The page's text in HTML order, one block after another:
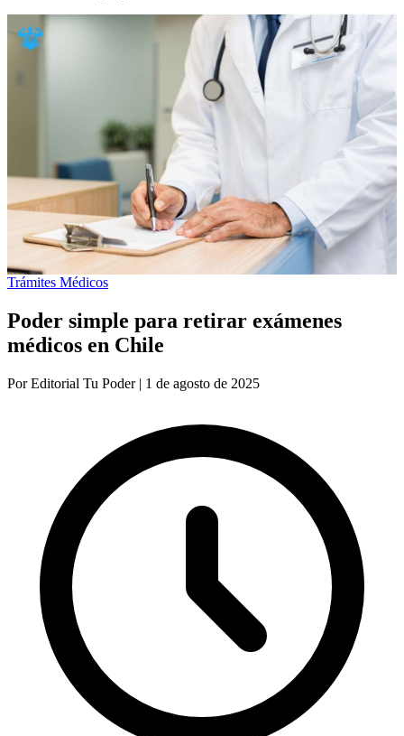
Trámites Médicos
Poder simple para retirar exámenes
médicos en Chile
PorEditorial Tu Poder| 1 de agosto de 2025